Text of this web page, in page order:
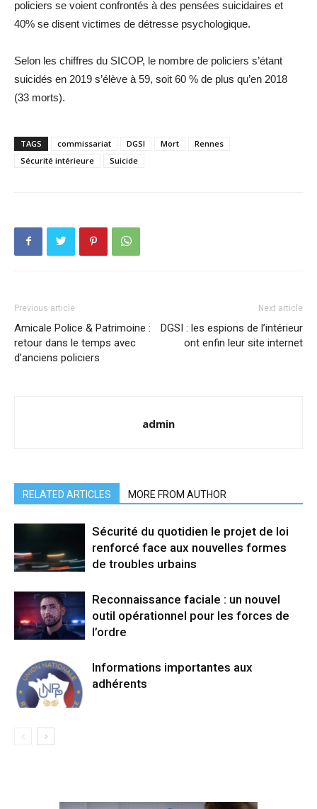
policiers se voient confrontés à des pensées suicidaires et
40% se disent victimes de détresse psychologique.
Selon les chiffres du SICOP, le nombre de policiers s’étant
suicidés en 2019 s’élève à 59, soit 60 % de plus qu’en 2018
(33 morts).
TAGS commissariat DGSI Mort
Rennes
Sécurité intérieure
Suicide
Previous article
Amicale Police & Patrimoine :
retour dans le temps avec
d’anciens policiers
Next article
DGSI : les espions de l’intérieur
ont enfin leur site internet
admin
RELATED ARTICLES MORE FROM AUTHOR
Sécurité du quotidien le projet de loi
renforcé face aux nouvelles formes
de troubles urbains
Reconnaissance faciale : un nouvel
outil opérationnel pour les forces de
l’ordre
Informations importantes aux
adhérents